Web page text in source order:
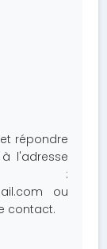
répondre
l'adresse
:
ou
contact.